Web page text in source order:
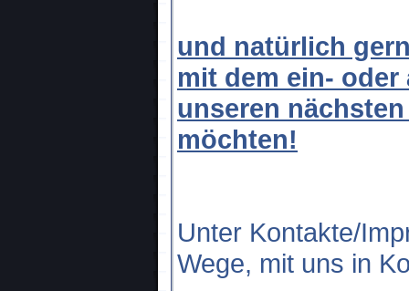
und natürlich
mit dem ein- oder
unseren
möchten!
Unter Kontakte/
Wege, mit uns in